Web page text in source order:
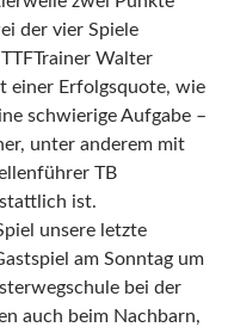
der vier Spiele
Walter
einer Erfolgsquote, wie
schwierige Aufgabe –
unter anderem mit
TB
ist.
unsere letzte
am Sonntag um
bei der
auch beim Nachbarn,